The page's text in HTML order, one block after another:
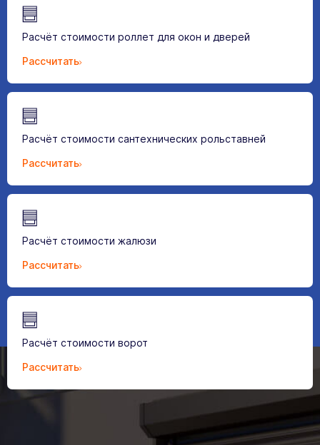
Расчёт стоимости роллет для окон и дверей
Рассчитать
Расчёт стоимости сантехнических рольставней
Рассчитать
Расчёт стоимости жалюзи
Рассчитать
Расчёт стоимости ворот
Рассчитать